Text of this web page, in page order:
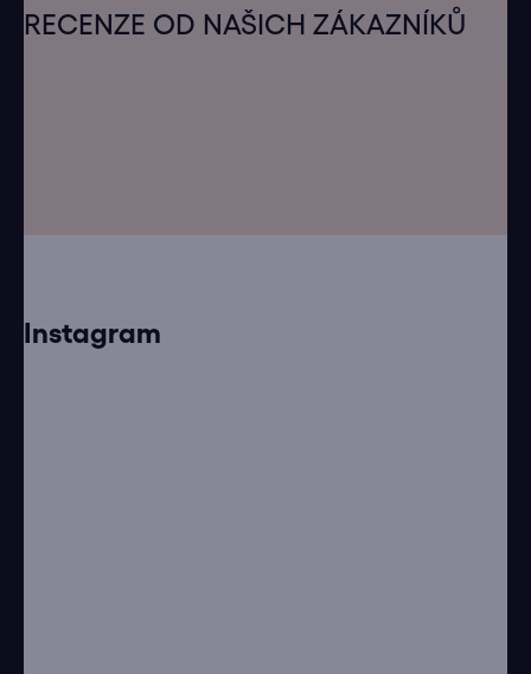
RECENZE OD NAŠICH ZÁKAZNÍKŮ
Instagram